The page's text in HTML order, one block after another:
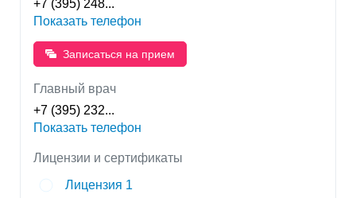
помощи. Сегодня ОГАУЗ «МЕДСАНЧАСТЬ ИАПО»
предлагает широкий спектр медицинских услуг:
консультативные приемы, профилактические
осмотры, медицинские комиссии, разные виды
диагностики, лечебные процедуры, амбулаторные
хирургические вмешательства.
Главный врач - Выговский Евгений Леонидович.
+7 (395) 248...
Показать телефон
Записаться на прием
Главный врач
+7 (395) 232...
Показать телефон
Лицензии и сертификаты
Лицензия 1